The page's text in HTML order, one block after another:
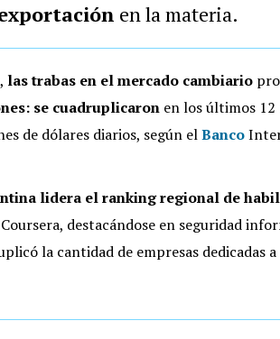
en la materia.
las trabas en el mercado cambiario
se cuadruplicaronen los últimos 12
de dólares diarios, según elBanco
lidera el ranking regional de
destacándose en seguridad
la cantidad de empresas dedicadas